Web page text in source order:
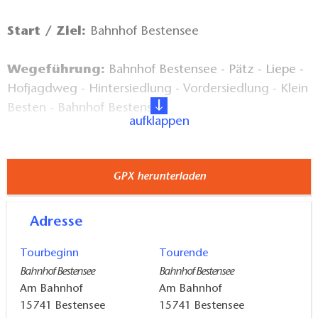
Start / Ziel: Bahnhof Bestensee
Wegeführung: Bahnhof Bestensee - Pätz - Liepe -
Hofjagdweg - Hintersiedlung - Vordersiedlung - Klein
Besten - Bahnhof Bestensee
Bahnhof Bestensee Regionalbahn RE
Sehenswertes:
ehemailiges königliches Forsthaus
aufklappen
GPX herunterladen
Adresse
Tourbeginn
Bahnhof Bestensee
Am Bahnhof
15741
Bestensee
Tourende
Bahnhof Bestensee
Am Bahnhof
15741
Bestensee